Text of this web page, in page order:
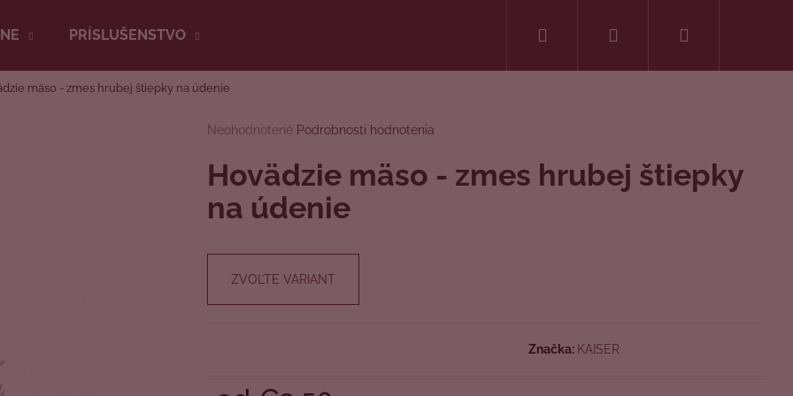
PRÍSLUŠENSTVO Prihlásenie
mäso - zmes hrubej štiepky na údenie
Priemerné
produktu
je
Neohodnotené Podrobnosti hodnotenia
Hovädzie mäso - zmes hrubej štiepky
na údenie
ZVOĽTE VARIANT
Značka: KAISER
Čo potrebujete nájsť?
HĽADAŤ